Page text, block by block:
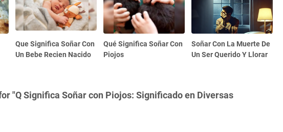
Que Significa Soñar Con
Un Bebe Recien Nacido
Qué Significa Soñar Con
Piojos
Soñar Con La Muerte De
Un Ser Querido Y Llorar
"Q Significa Soñar con Piojos: Significado en Diversas